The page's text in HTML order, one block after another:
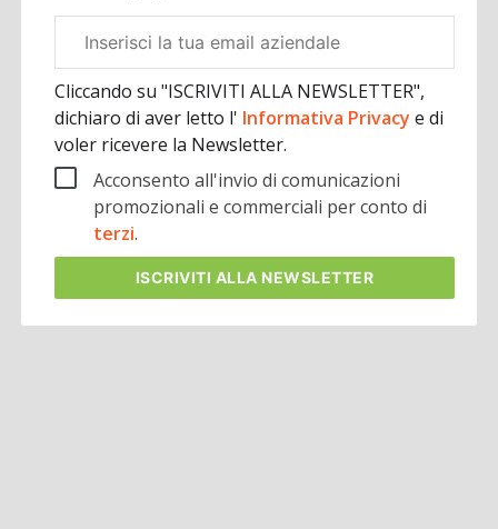
aziendale
Cliccando su "ISCRIVITI ALLA NEWSLETTER",
dichiaro di aver letto l' Informativa Privacye di
voler ricevere la Newsletter.
Acconsento all'invio di comunicazioni
promozionali e commerciali per conto di
terzi.
ISCRIVITI ALLA NEWSLETTER